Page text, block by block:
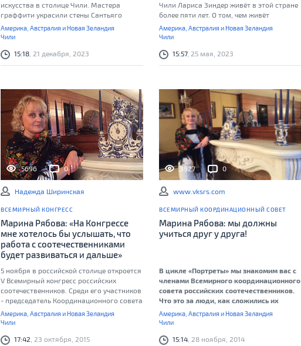
искусства в столице Чили. Мастера
граффити украсили стены Сантьяго
российскими и чилийскими символами,
дали мастер-класс для российских
совместные проекты с коллегами из
Латинской Америки.
Америка, Австралия и Новая Зеландия
Чили
15:18 , 21 декабря, 2023
Чили Лариса Зиндер живёт в этой стране
более пяти лет. О том, чем живёт
русскоязычное сообщество в Чили, она
рассказала в интервью
Америка, Австралия и Новая Зеландия
Чили
15:57, 25 мая, 2023
5696 0
Надежда Ширинская
ВСЕМИРНЫЙ КОНГРЕСС
Марина Рябова: «На Конгрессе
мне хотелось бы услышать, что
работа с соотечественниками
будет развиваться и дальше»
5 ноября в российской столице откроется
V Всемирный конгресс российских
соотечественников. Среди его участников
- председатель Координационного совета
российских соотечественников Чили
Марина Рябова.
Америка, Австралия и Новая Зеландия
Чили
17:42 , 23 октября, 2015
3927 0
www.vksrs.com
ВСЕМИРНЫЙ КООРДИНАЦИОННЫЙ СОВЕТ
Марина Рябова: мы должны
учиться друг у друга!
В цикле «Портреты» мы знакомим вас с
членами Всемирного координационного
совета российских соотечественников.
Что это за люди, как сложились их
судьбы, и почему работа с
соотечественниками стала частью их
интервью с членом ВКС Мариной
Америка, Австралия и Новая Зеландия
Чили
15:14 , 28 ноября, 2014